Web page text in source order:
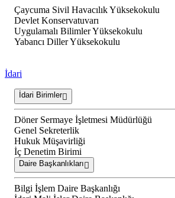
Çaycuma Sivil Havacılık Yüksekokulu
Devlet Konservatuvarı
Uygulamalı Bilimler Yüksekokulu
Yabancı Diller Yüksekokulu
İdari
İdari Birimler
Döner Sermaye İşletmesi Müdürlüğü
Genel Sekreterlik
Hukuk Müşavirliği
İç Denetim Birimi
Daire Başkanlıkları
Bilgi İşlem Daire Başkanlığı